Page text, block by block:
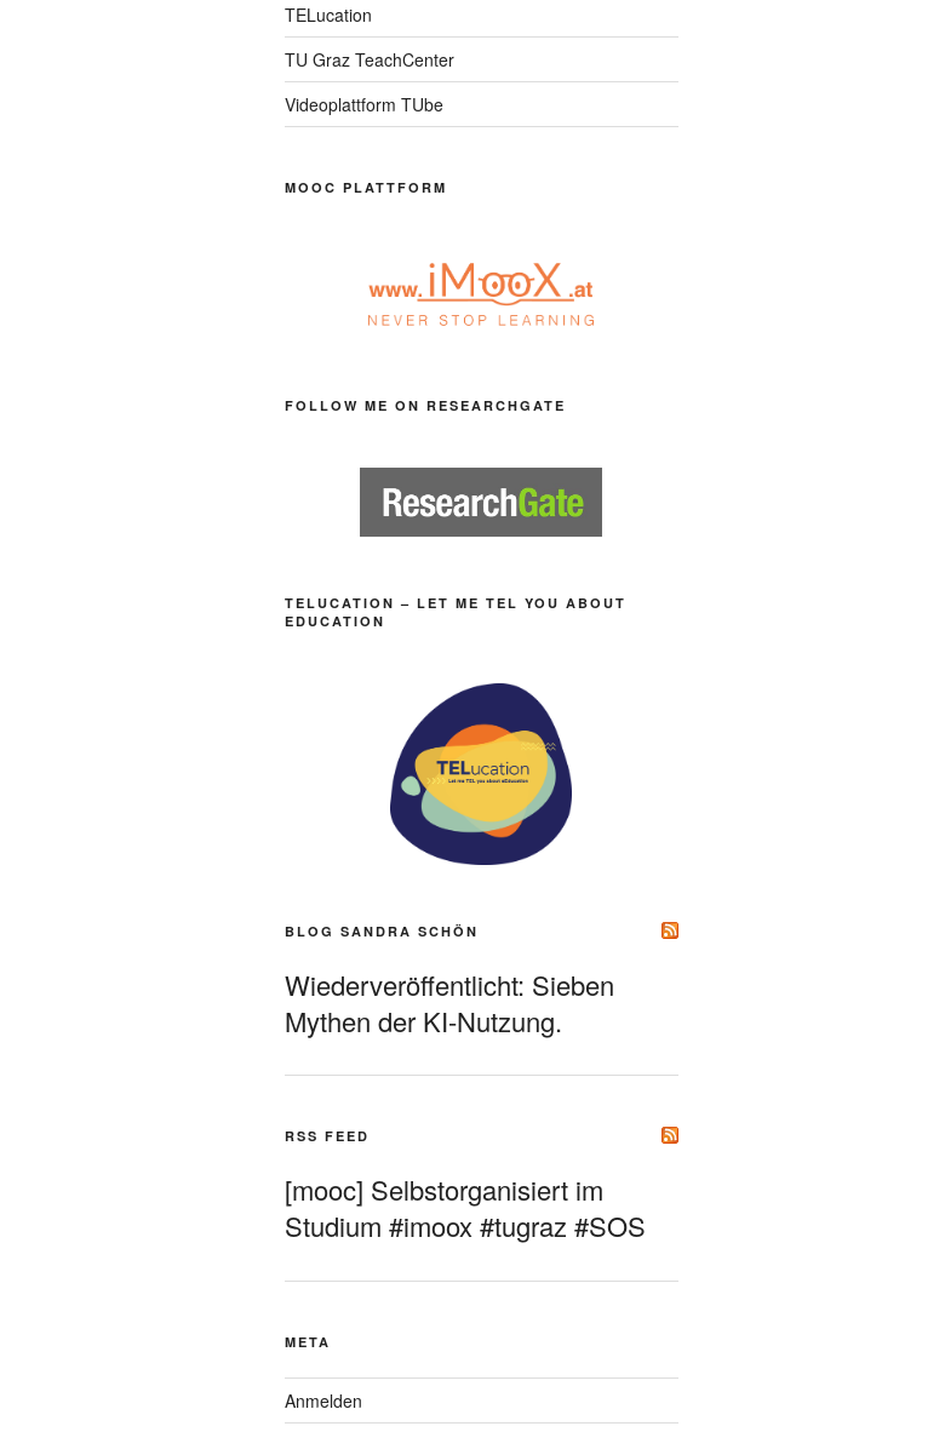
TELucation
TU Graz TeachCenter
Videoplattform TUbe
MOOC PLATTFORM
FOLLOW ME ON RESEARCHGATE
TELUCATION – LET ME TEL YOU ABOUT
EDUCATION
BLOG SANDRA SCHÖN
Wiederveröffentlicht: Sieben
Mythen der KI-Nutzung.
RSS FEED
[mooc] Selbstorganisiert im
Studium #imoox #tugraz #SOS
META
Anmelden